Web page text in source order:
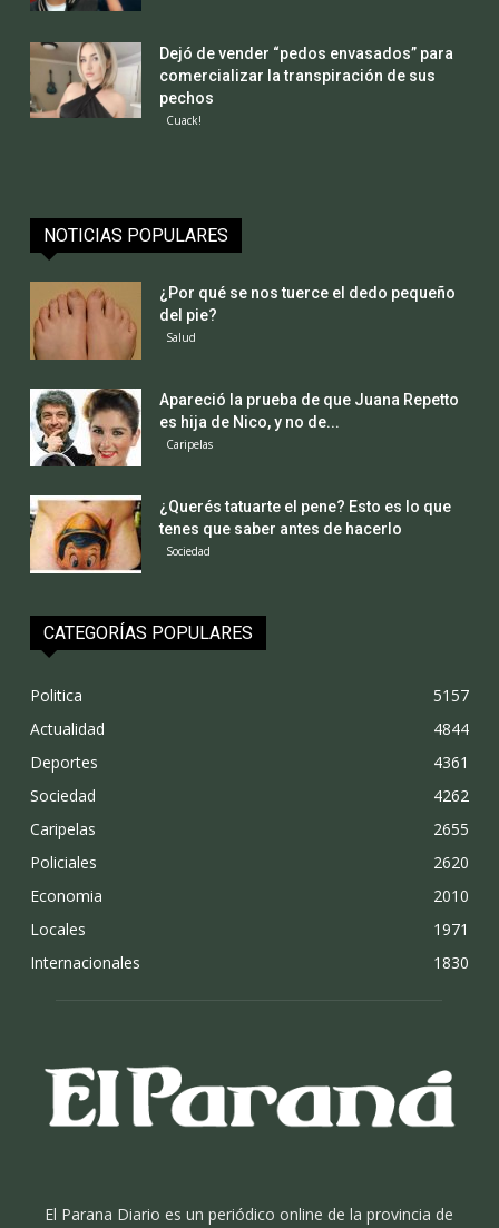
Dejó de vender “pedos envasados” para
comercializar la transpiración de sus
pechos
Cuack!
NOTICIAS POPULARES
¿Por qué se nos tuerce el dedo pequeño
del pie?
Salud
Apareció la prueba de que Juana Repetto
es hija de Nico, y no de...
Caripelas
¿Querés tatuarte el pene? Esto es lo que
tenes que saber antes de hacerlo
Sociedad
CATEGORÍAS POPULARES
Politica
5157
Actualidad
4844
Deportes
4361
Sociedad
4262
Caripelas
2655
Policiales
2620
Economia
2010
Locales
1971
Internacionales
1830
El Parana Diario es un periódico online de la provincia de